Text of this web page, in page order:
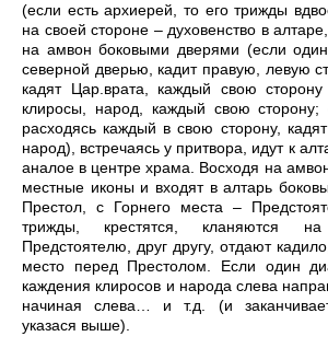
(если есть архиерей, то его трижды
на своей стороне – духовенство в
на амвон боковыми дверями (если
северной дверью, кадит правую, левую
кадят Цар.врата, каждый свою сторону
клиросы, народ, каждый свою сторону;
расходясь каждый в свою сторону,
народ), встречаясь у притвора, идут к
аналое в центре храма. Восходя на
местные иконы и входят в алтарь
Престол, с Горнего места –
трижды, крестятся, кланяются
Предстоятелю, друг другу, отдают
место перед Престолом. Если один
каждения клиросов и народа слева
начиная слева… и т.д. (и
указася выше).